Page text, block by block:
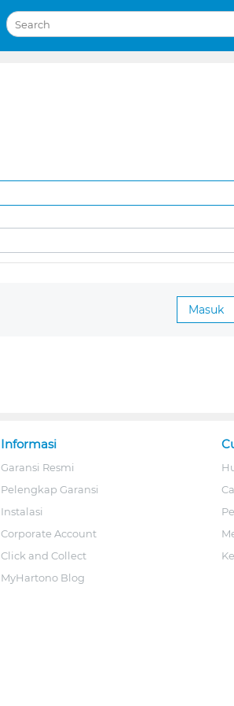
Masuk
Informasi
Garansi Resmi
Pelengkap Garansi
Instalasi
Corporate Account
Click and Collect
MyHartono Blog